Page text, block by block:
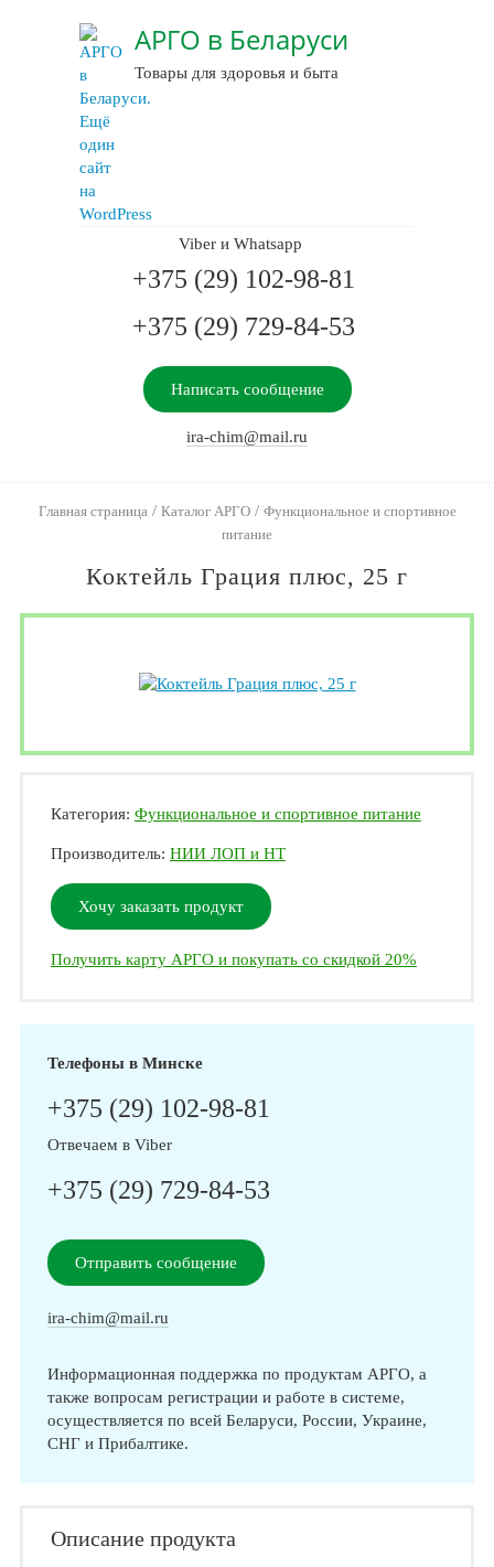
АРГО в Беларуси
Товары для здоровья и быта
Viber и Whatsapp
+375 (29) 102-98-81
+375 (29) 729-84-53
Написать сообщение
ira-chim@mail.ru
Главная страница / Каталог АРГО/ Функциональное и спортивное
питание
Коктейль Грация плюс, 25 г
Категория: Функциональное и спортивное питание
Производитель: НИИ ЛОП и НТ
Хочу заказать продукт
Получить карту АРГО и покупать со скидкой 20%
Телефоны в Минске
+375 (29) 102-98-81
Отвечаем в Viber
+375 (29) 729-84-53
Отправить сообщение
ira-chim@mail.ru
Информационная поддержка по продуктам АРГО, а
также вопросам регистрации и работе в системе,
осуществляется по всей Беларуси, России, Украине,
СНГ и Прибалтике.
Описание продукта